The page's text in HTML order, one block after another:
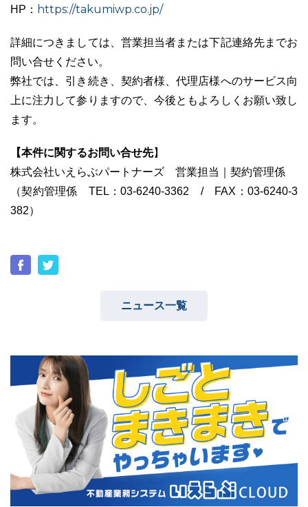
HP： https://takumiwp.co.jp/
詳細につきましては、営業担当者または下記連絡先までお
問い合せください。
弊社では、引き続き、契約者様、代理店様へのサービス向
上に注力して参りますので、今後ともよろしくお願い致し
ます。
【本件に関するお問い合せ先】
株式会社いえらぶパートナーズ 営業担当｜契約管理係
（契約管理係 TEL：03-6240-3362 / FAX：03-6240-3
382）
ニュース一覧